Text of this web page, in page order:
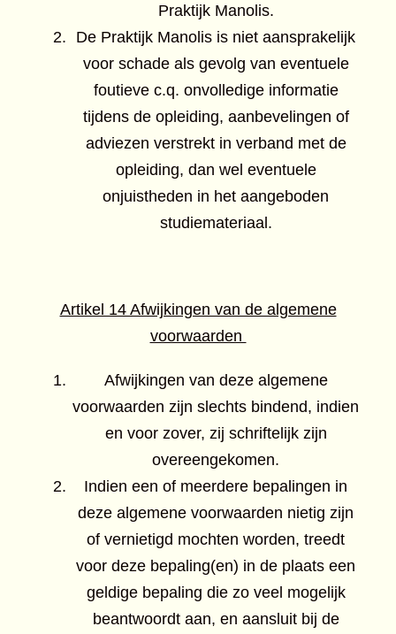
Praktijk Manolis.
De Praktijk Manolis is niet aansprakelijk
voor schade als gevolg van eventuele
foutieve c.q. onvolledige informatie
tijdens de opleiding, aanbevelingen of
adviezen verstrekt in verband met de
opleiding, dan wel eventuele
onjuistheden in het aangeboden
studiemateriaal.
Artikel 14 Afwijkingen van de algemene
voorwaarden
Afwijkingen van deze algemene
voorwaarden zijn slechts bindend, indien
en voor zover, zij schriftelijk zijn
overeengekomen.
Indien een of meerdere bepalingen in
deze algemene voorwaarden nietig zijn
of vernietigd mochten worden, treedt
voor deze bepaling(en) in de plaats een
geldige bepaling die zo veel mogelijk
beantwoordt aan, en aansluit bij de